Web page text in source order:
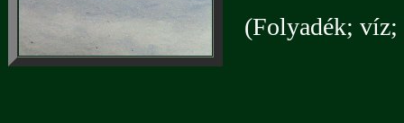
(Folyadék; víz;